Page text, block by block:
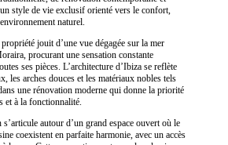
style de vie exclusif orienté vers le confort,
naturel.
jouit d’une vue dégagée sur la mer
procurant une sensation constante
ses pièces. L’architecture d’Ibiza se reflète
les arches douces et les matériaux nobles tels
une rénovation moderne qui donne la priorité
et à la fonctionnalité.
autour d’un grand espace ouvert où le
coexistent en parfaite harmonie, avec un accès